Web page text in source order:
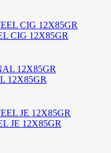
CIG 12X85GR
12X85GR
JE 12X85GR